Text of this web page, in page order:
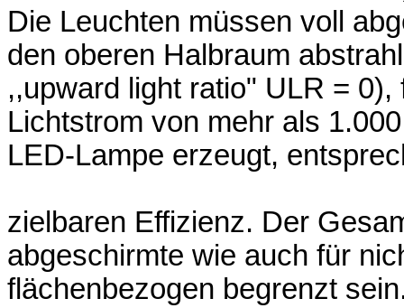
Die Leuchten müssen voll
den oberen Halbraum
,,upward light ratio" ULR =
Lichtstrom von mehr als
LED-Lampe erzeugt,
zielbaren Effizienz. Der
abgeschirmte wie auch für
flächenbezogen begrenzt